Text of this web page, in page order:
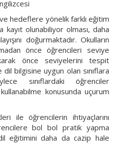
hedeflere yönelik farklı eğitim
kayıt olunabiliyor olması, daha
doğurmaktadır. Okulların
önce öğrencileri seviye
önce seviyelerini tespit
bilgisine uygun olan sınıflara
sınıflardaki öğrenciler
konusunda uçurum
ile öğrencilerin ihtiyaçlarını
bol bol pratik yapma
eğitimini daha da cazip hale